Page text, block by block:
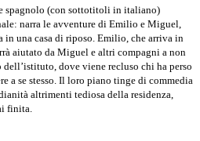
spagnolo (con sottotitoli in italiano)
narra le avventure di Emilio e Miguel,
una casa di riposo. Emilio, che arriva in
aiutato da Miguel e altri compagni a non
dove viene recluso chi ha perso
a se stesso. Il loro piano tinge di commedia
altrimenti tediosa della residenza,
finita.